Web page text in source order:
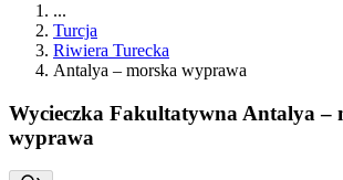
...
Turcja
Riwiera Turecka
Antalya – morska wyprawa
Wycieczka Fakultatywna Antalya –
wyprawa